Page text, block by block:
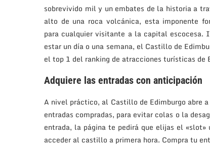
sobrevivido mil y un embates de la historia a
alto de una roca volcánica, esta imponente
para cualquier visitante a la capital escocesa.
estar un día o una semana, el Castillo de
el top 1 del ranking de atracciones turísticas de
Adquiere las entradas con anticipación
A nivel práctico, al Castillo de Edimburgo abre
entradas compradas, para evitar colas o la
entrada, la página te pedirá que elijas el
acceder al castillo a primera hora. Compra tu